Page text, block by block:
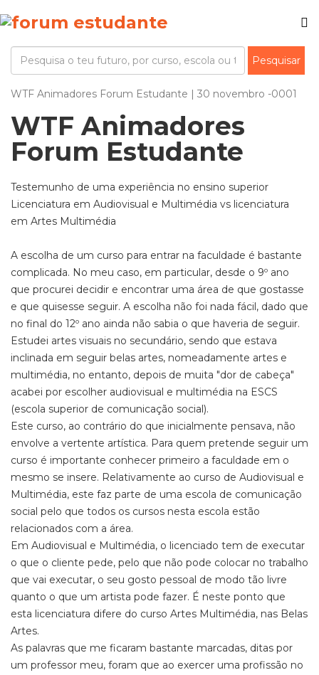
WTF Animadores Forum Estudante | 30 novembro -0001
WTF Animadores
Forum Estudante
Testemunho de uma experiência no ensino superior
Licenciatura em Audiovisual e Multimédia vs licenciatura
em Artes Multimédia
A escolha de um curso para entrar na faculdade é bastante
complicada. No meu caso, em particular, desde o 9º ano
que procurei decidir e encontrar uma área de que gostasse
e que quisesse seguir. A escolha não foi nada fácil, dado que
no final do 12º ano ainda não sabia o que haveria de seguir.
Estudei artes visuais no secundário, sendo que estava
inclinada em seguir belas artes, nomeadamente artes e
multimédia, no entanto, depois de muita "dor de cabeça"
acabei por escolher audiovisual e multimédia na ESCS
(escola superior de comunicação social).
Este curso, ao contrário do que inicialmente pensava, não
envolve a vertente artística. Para quem pretende seguir um
curso é importante conhecer primeiro a faculdade em o
mesmo se insere. Relativamente ao curso de Audiovisual e
Multimédia, este faz parte de uma escola de comunicação
social pelo que todos os cursos nesta escola estão
relacionados com a área.
Em Audiovisual e Multimédia, o licenciado tem de executar
o que o cliente pede, pelo que não pode colocar no trabalho
que vai executar, o seu gosto pessoal de modo tão livre
quanto o que um artista pode fazer. É neste ponto que
esta licenciatura difere do curso Artes Multimédia, nas Belas
Artes.
As palavras que me ficaram bastante marcadas, ditas por
um professor meu, foram que ao exercer uma profissão no